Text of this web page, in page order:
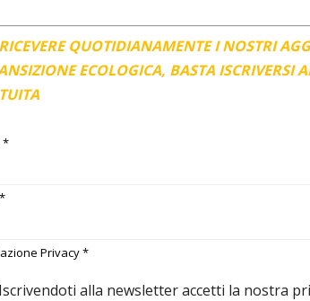
QUOTIDIANAMENTE I NOSTRI
ECOLOGICA, BASTA ISCRIVERSI
*
*
Privacy*
Iscrivendoti alla newsletter accetti la nostra